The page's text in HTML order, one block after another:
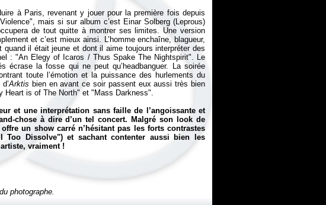
à Paris, revenant y jouer pour la première fois depuis
mais si sur album c’est Einar Solberg (Leprous)
de tout quitte à montrer ses limites. Une version
et c’est mieux ainsi. L’homme enchaîne, blagueur,
quand il était jeune et dont il aime toujours interpréter des
: "An Elegy of Icaros / Thus Spake The Nightspirit". Le
la fosse qui ne peut qu’headbanguer. La soirée
toute l’émotion et la puissance des hurlements du
Arktis bien en avant ce soir passent eux aussi très bien
Heart is of The North" et "Mass Darkness".
et une interprétation sans faille de l’angoissante et
chose à dire d’un tel concert. Malgré son look de
un show carré n’hésitant pas les forts contrastes
Too Dissolve") et sachant contenter aussi bien les
vraiment !
photographe.